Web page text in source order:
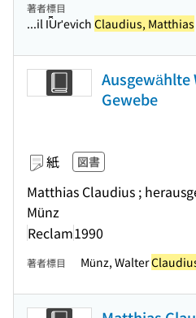
著者標目
...il I︠U︡rʹevich Claudius, Matthias
Ausgewählte
Gewebe
紙 図書
Matthias Claudius ;
Münz
Reclam1990
著者標目 Münz, Walter